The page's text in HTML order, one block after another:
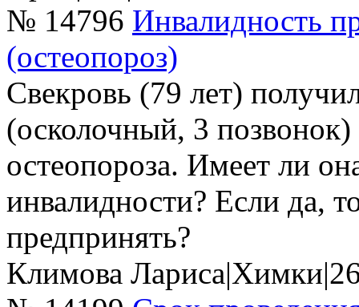
№ 14796 Инвалидность
(остеопороз)
Свекровь (79 лет)
(осколочный, 3 позвонок)
остеопороза. Имеет ли
инвалидности? Если да,
предпринять?
Климова Лариса|Химки|